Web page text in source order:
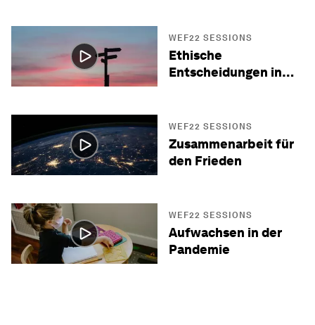
WEF22 SESSIONS
Ethische
Entscheidungen in
WEF22 SESSIONS
Zusammenarbeit für
den Frieden
WEF22 SESSIONS
Aufwachsen in der
Pandemie